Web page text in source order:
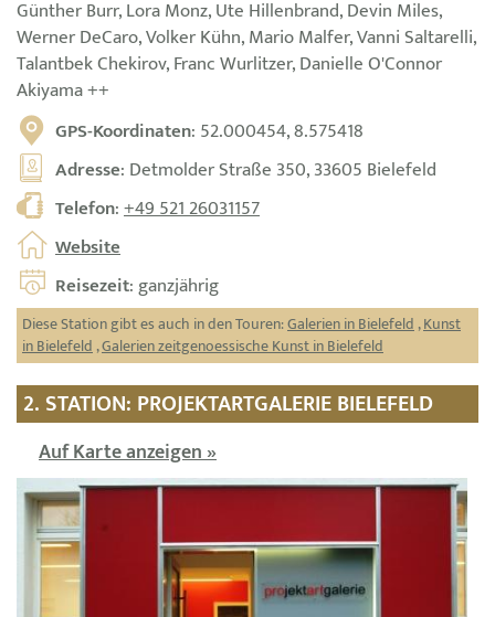
Günther Burr, Lora Monz, Ute Hillenbrand, Devin Miles,
Werner DeCaro, Volker Kühn, Mario Malfer, Vanni Saltarelli,
Talantbek Chekirov, Franc Wurlitzer, Danielle O'Connor
Akiyama ++
GPS-Koordinaten: 52.000454, 8.575418
Adresse: Detmolder Straße 350, 33605 Bielefeld
Telefon:+49 521 26031157
Website
Reisezeit: ganzjährig
Diese Station gibt es auch in den Touren:Galerien in Bielefeld ,Kunst
in Bielefeld ,Galerien zeitgenoessische Kunst in Bielefeld
2. STATION: PROJEKTARTGALERIE BIELEFELD
Auf Karte anzeigen »